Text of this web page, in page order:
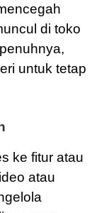
di toko
untuk tetap
ke fitur atau
atau